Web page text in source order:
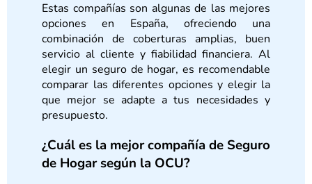
Estas compañías son algunas de las mejores
opciones en España, ofreciendo una
combinación de coberturas amplias, buen
servicio al cliente y fiabilidad financiera. Al
elegir un seguro de hogar, es recomendable
comparar las diferentes opciones y elegir la
que mejor se adapte a tus necesidades y
presupuesto.
¿Cuál es la mejor compañía de Seguro
de Hogar según la OCU?